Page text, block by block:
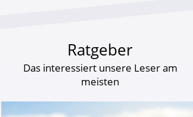
Ratgeber
Das interessiert unsere Leser am
meisten